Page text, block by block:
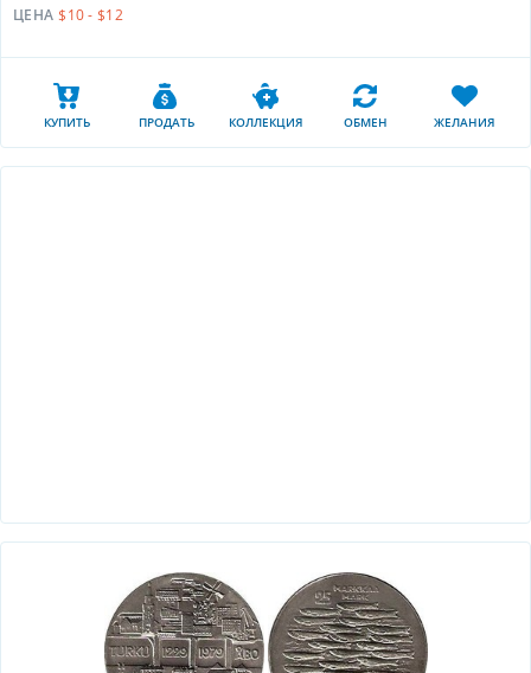
ЦЕНА $10 - $12
КУПИТЬ ПРОДАТЬ КОЛЛЕКЦИЯ ОБМЕН ЖЕЛАНИЯ